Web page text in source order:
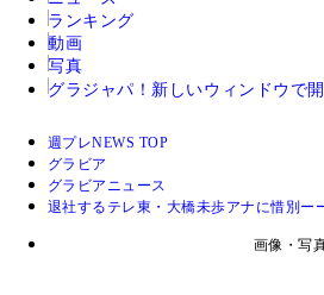
ランキング
動画
写真
グラジャパ！ 新しいウィンドウで開
週プレNEWS TOP
グラビア
グラビアニュース
退社するテレ東・大橋未歩アナに惜別ー
画像・写